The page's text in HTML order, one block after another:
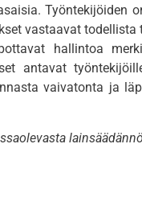
Työntekijöiden
vastaavat todellista
hallintoa
antavat
vaivatonta ja